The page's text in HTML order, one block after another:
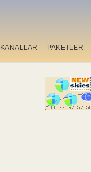
KANALLAR PAKETLER